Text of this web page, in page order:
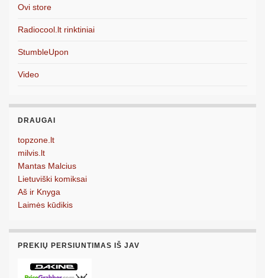
Ovi store
Radiocool.lt rinktiniai
StumbleUpon
Video
DRAUGAI
topzone.lt
milvis.lt
Mantas Malcius
Lietuviški komiksai
Aš ir Knyga
Laimės kūdikis
PREKIŲ PERSIUNTIMAS IŠ JAV